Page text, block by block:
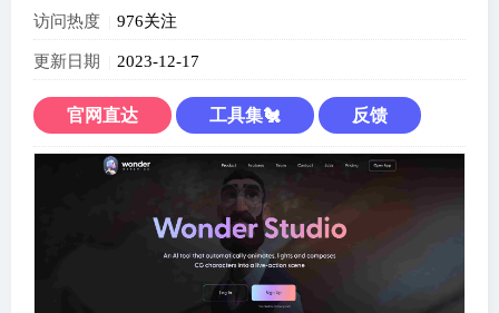
访问热度 976关注
更新日期 2023-12-17
官网直达 工具集🐔 反馈